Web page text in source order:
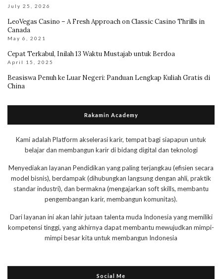
July 25, 2026
LeoVegas Casino – A Fresh Approach on Classic Casino Thrills in
Canada
May 6, 2021
Cepat Terkabul, Inilah 13 Waktu Mustajab untuk Berdoa
April 15, 2025
Beasiswa Penuh ke Luar Negeri: Panduan Lengkap Kuliah Gratis di
China
Rakamin Academy
Kami adalah Platform akselerasi karir, tempat bagi siapapun untuk
belajar dan membangun karir di bidang digital dan teknologi
Menyediakan layanan Pendidikan yang paling terjangkau (efisien secara
model bisnis), berdampak (dihubungkan langsung dengan ahli, praktik
standar industri), dan bermakna (mengajarkan soft skills, membantu
pengembangan karir, membangun komunitas).
Dari layanan ini akan lahir jutaan talenta muda Indonesia yang memiliki
kompetensi tinggi, yang akhirnya dapat membantu mewujudkan mimpi-
mimpi besar kita untuk membangun Indonesia
Social Me